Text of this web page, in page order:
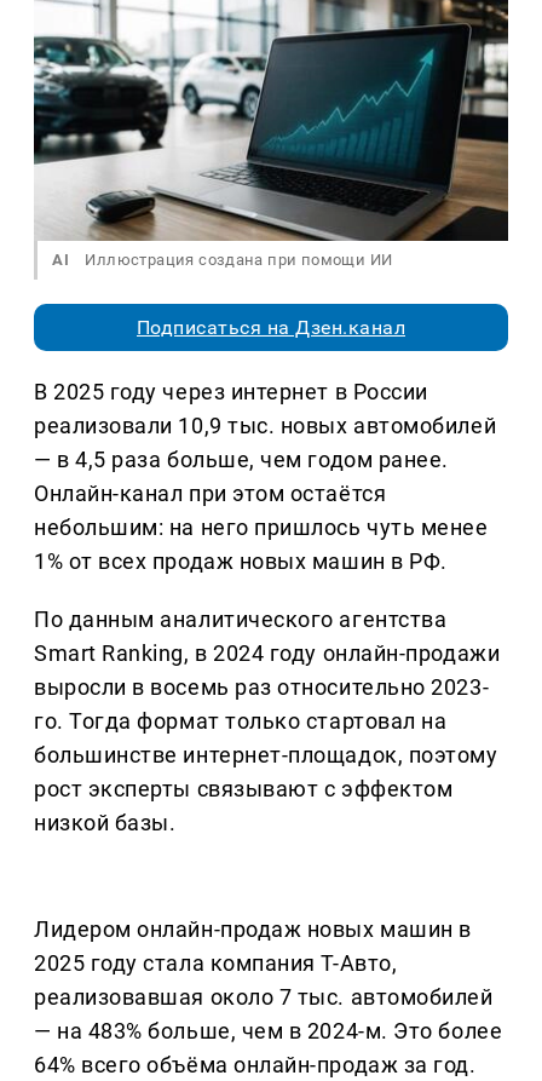
AI Иллюстрация создана при помощи ИИ
Подписаться на Дзен.канал
В 2025 году через интернет в России
реализовали 10,9 тыс. новых автомобилей
— в 4,5 раза больше, чем годом ранее.
Онлайн-канал при этом остаётся
небольшим: на него пришлось чуть менее
1% от всех продаж новых машин в РФ.
По данным аналитического агентства
Smart Ranking, в 2024 году онлайн-продажи
выросли в восемь раз относительно 2023-
го. Тогда формат только стартовал на
большинстве интернет-площадок, поэтому
рост эксперты связывают с эффектом
низкой базы.
Лидером онлайн-продаж новых машин в
2025 году стала компания Т-Авто,
реализовавшая около 7 тыс. автомобилей
— на 483% больше, чем в 2024-м. Это более
64% всего объёма онлайн-продаж за год.